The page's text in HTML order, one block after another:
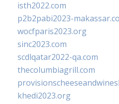
isth2022.com
p2b2pabi2023-
wocfparis2023.org
sinc2023.com
scdlqatar2022-qa.com
thecolumbiagrill.com
khedi2023.org